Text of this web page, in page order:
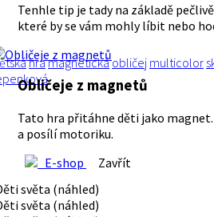
Tenhle tip je tady na základě
které by se vám mohly líbit nebo
hramagnetická obličej multicolor
Obličeje z magnetů
Tato hra přitáhne děti jako
a posílí motoriku.
E-shop
Zavřít